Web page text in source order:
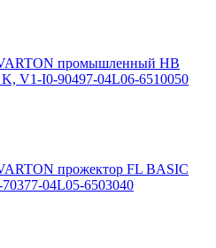
промышленный HB
V1-I0-90497-04L06-6510050
прожектор FL BASIC
04L05-6503040